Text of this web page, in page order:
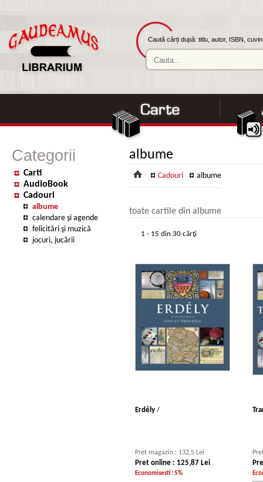
Caută cărți după: titlu, autor, ISBN,
Categorii
Carti
AudioBook
Cadouri
albume
calendare şi agende
felicitări şi muzică
jocuri, jucării
albume
Cadouri albume
toate cartile din albume
1 - 15 din 30 cărţi
Erdély /
Pret magazin : 132,5 Lei
Pret online : 125,87 Lei
Economisesti : 5%